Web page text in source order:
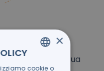
nella tua
ITALIAN
×
cookie o